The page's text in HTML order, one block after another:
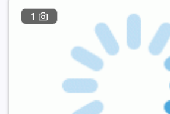
1